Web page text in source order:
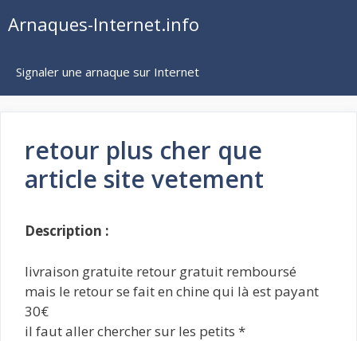
auArnaques-Internet.info
Signaler une arnaque sur Internet
retour plus cher que
article site vetement
Description :
livraison gratuite retour gratuit remboursé
mais le retour se fait en chine qui là est payant
30€
il faut aller chercher sur les petits *